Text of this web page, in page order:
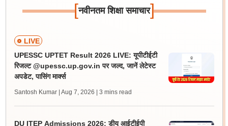
[नवीनतम शिक्षा समाचार]
LIVE
UPESSC UPTET Result 2026 LIVE: यूपीटीईटी
रिजल्ट @upessc.up.gov.in पर जल्द, जानें लेटेस्ट
अपडेट, पासिंग मार्क्स
Santosh Kumar | Aug 7, 2026 | 3 mins read
DU ITEP Admissions 2026: डीयू आईटीईपी